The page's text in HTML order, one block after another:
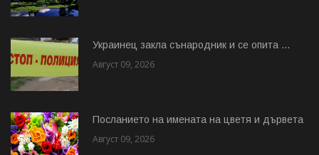
Украинец закла сънародник и се опита ...
Август 09, 2026
Посланието на имената на цветя и дървета
Август 09, 2026